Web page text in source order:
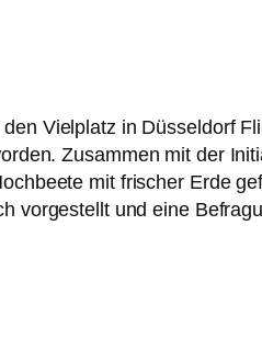
Vielplatz in Düsseldorf
Zusammen mit der
mit frischer Erde
vorgestellt und eine